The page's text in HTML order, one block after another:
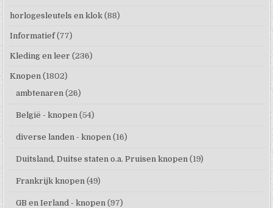
horlogesleutels en klok (88)
Informatief (77)
Kleding en leer (236)
Knopen (1802)
ambtenaren (26)
België - knopen (54)
diverse landen - knopen (16)
Duitsland, Duitse staten o.a. Pruisen knopen (19)
Frankrijk knopen (49)
GB en Ierland - knopen (97)